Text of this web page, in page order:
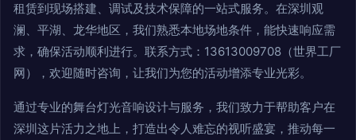
租赁到现场搭建、调试及技术保障的一站式服务。在深圳观
澜、平湖、龙华地区，我们熟悉本地场地条件，能快速响应需
求，确保活动顺利进行。联系方式：13613009708（世界工厂
网），欢迎随时咨询，让我们为您的活动增添专业光彩。
通过专业的舞台灯光音响设计与服务，我们致力于帮助客户在
深圳这片活力之地上，打造出令人难忘的视听盛宴，推动每一